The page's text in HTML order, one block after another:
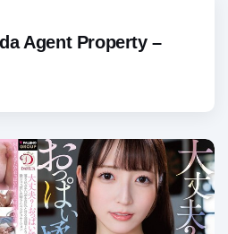
Agent Property –